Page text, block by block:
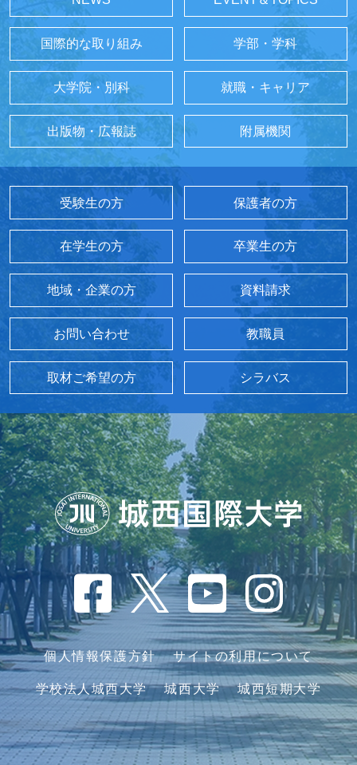
国際的な取り組み 学部・学科
大学院・別科 就職・キャリア
出版物・広報誌 附属機関
受験生の方 保護者の方
在学生の方 卒業生の方
地域・企業の方 資料請求
お問い合わせ 教職員
取材ご希望の方 シラバス
個人情報保護方針 サイトの利用について
学校法人城西大学 城西大学 城西短期大学